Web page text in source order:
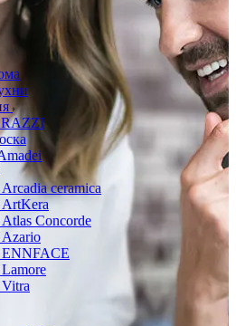
ceramica
ArtKera
Concorde
ENNFACE